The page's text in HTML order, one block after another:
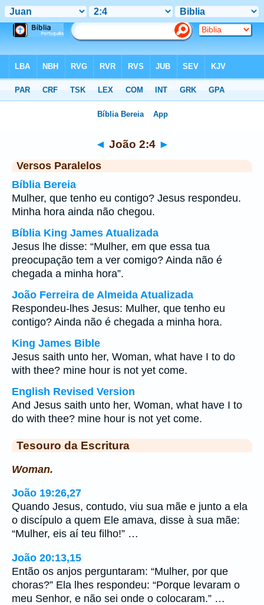
◄ João 2:4 ►
Versos Paralelos
Bíblia Bereia
Mulher, que tenho eu contigo? Jesus respondeu.
Minha hora ainda não chegou.
Bíblia King James Atualizada
Jesus lhe disse: “Mulher, em que essa tua
preocupação tem a ver comigo? Ainda não é
chegada a minha hora”.
João Ferreira de Almeida Atualizada
Respondeu-lhes Jesus: Mulher, que tenho eu
contigo? Ainda não é chegada a minha hora.
King James Bible
Jesus saith unto her, Woman, what have I to do
with thee? mine hour is not yet come.
English Revised Version
And Jesus saith unto her, Woman, what have I to
do with thee? mine hour is not yet come.
Tesouro da Escritura
Woman.
João 19:26,27
Quando Jesus, contudo, viu sua mãe e junto a ela
o discípulo a quem Ele amava, disse à sua mãe:
“Mulher, eis aí teu filho!” …
João 20:13,15
Então os anjos perguntaram: “Mulher, por que
choras?” Ela lhes respondeu: “Porque levaram o
meu Senhor, e não sei onde o colocaram.” …